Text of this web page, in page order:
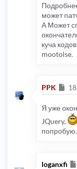
может
А Может
куча
mootolse.
PPK
Я уже
JQuery,
попробую.
loganxfi